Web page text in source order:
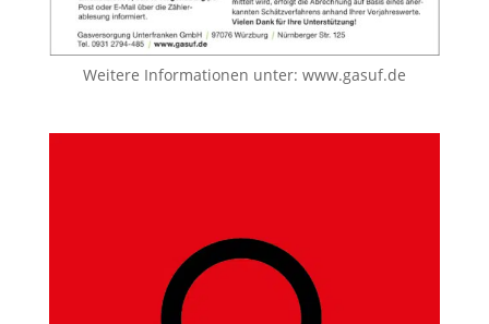
Weitere Informationen unter: www.gasuf.de